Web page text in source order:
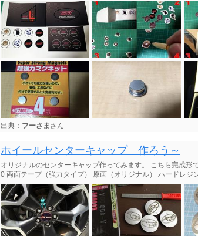
出典： フーさま さん
ホイールセンターキャップ 作ろう～
オリジナルのセンターキャップ作ってみます。 こちら完成
0 両面テープ（強力タイプ） 原画（オリジナル） ハードレ